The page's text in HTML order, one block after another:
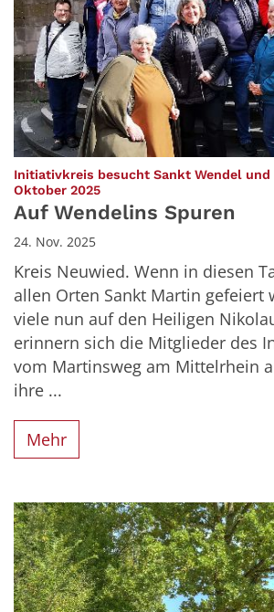
Initiativkreis besucht Sankt Wendel und
Oktober 2025:
Auf Wendelins Spuren
24. Nov. 2025
Kreis Neuwied. Wenn in diesen
allen Orten Sankt Martin gefeiert
viele nun auf den Heiligen
erinnern sich die Mitglieder des
vom Martinsweg am Mittelrhein
ihre ...
Mehr